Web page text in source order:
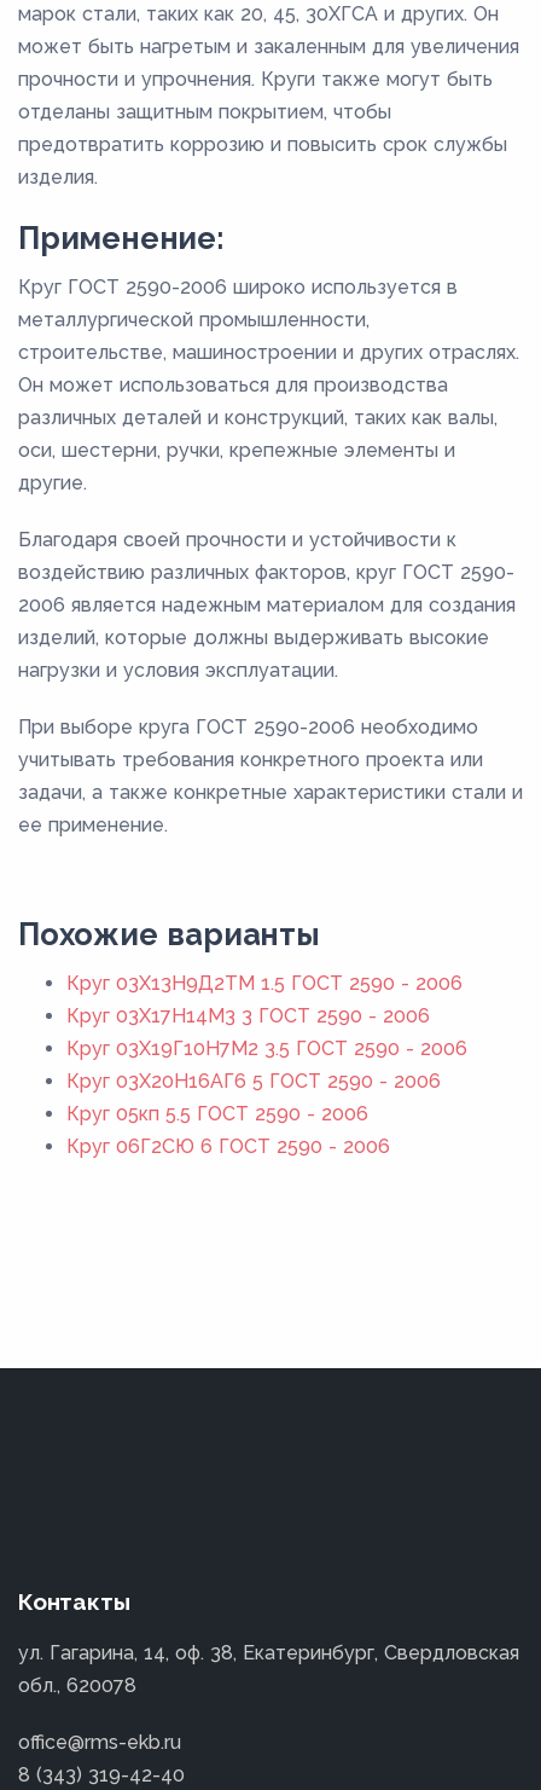
марок стали, таких как 20, 45, 30ХГСА и других. Он
может быть нагретым и закаленным для увеличения
прочности и упрочнения. Круги также могут быть
отделаны защитным покрытием, чтобы
предотвратить коррозию и повысить срок службы
изделия.
Применение:
Круг ГОСТ 2590-2006 широко используется в
металлургической промышленности,
строительстве, машиностроении и других отраслях.
Он может использоваться для производства
различных деталей и конструкций, таких как валы,
оси, шестерни, ручки, крепежные элементы и
другие.
Благодаря своей прочности и устойчивости к
воздействию различных факторов, круг ГОСТ 2590-
2006 является надежным материалом для создания
изделий, которые должны выдерживать высокие
нагрузки и условия эксплуатации.
При выборе круга ГОСТ 2590-2006 необходимо
учитывать требования конкретного проекта или
задачи, а также конкретные характеристики стали и
ее применение.
Похожие варианты
Круг 03Х13Н9Д2ТМ 1.5 ГОСТ 2590 - 2006
Круг 03Х17Н14М3 3 ГОСТ 2590 - 2006
Круг 03Х19Г10Н7М2 3.5 ГОСТ 2590 - 2006
Круг 03Х20Н16АГ6 5 ГОСТ 2590 - 2006
Круг 05кп 5.5 ГОСТ 2590 - 2006
Круг 06Г2СЮ 6 ГОСТ 2590 - 2006
Контакты
ул. Гагарина, 14, оф. 38, Екатеринбург, Свердловская
обл., 620078
office@rms-ekb.ru
8 (343) 319-42-40